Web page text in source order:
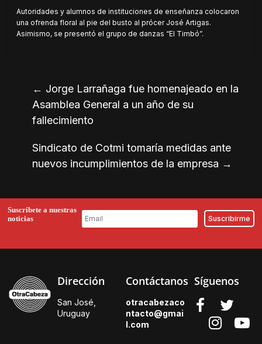
Autoridades y alumnos de instituciones de enseñanza colocaron
una ofrenda floral al pie del busto al prócer José Artigas.
Asimismo, se presentó el grupo de danzas “El Timbó”.
← Jorge Larrañaga fue homenajeado en la
Asamblea General a un año de su
fallecimiento
Sindicato de Cotmi tomaría medidas ante
nuevos incumplimientos de la empresa →
Suscríbete a nuestras
noticias
Dirección
San José,
Uruguay
Contáctanos
otracabezaco
ntacto@gmai
l.com
Síguenos